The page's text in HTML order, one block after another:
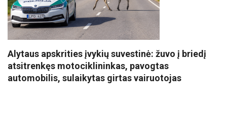
Alytaus apskrities įvykių suvestinė: žuvo į briedį
atsitrenkęs motociklininkas, pavogtas
automobilis, sulaikytas girtas vairuotojas